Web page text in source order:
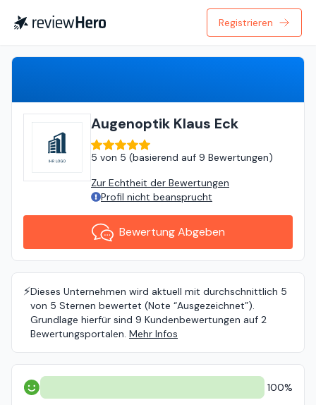
Registrieren
Augenoptik Klaus Eck
5 von 5 (basierend auf 9 Bewertungen)
Zur Echtheit der Bewertungen
Profil nicht beansprucht
Bewertung Abgeben
⚡️Dieses Unternehmen wird aktuell mit durchschnittlich 5
von 5 Sternen bewertet (Note “Ausgezeichnet”).
Grundlage hierfür sind 9 Kundenbewertungen auf 2
Bewertungsportalen. Mehr Infos
Positiv 100%